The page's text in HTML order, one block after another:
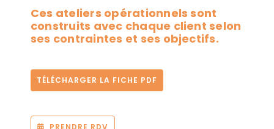
Ces ateliers opérationnels sont
construits avec chaque client selon
ses contraintes et ses objectifs.
TÉLÉCHARGER LA FICHE PDF